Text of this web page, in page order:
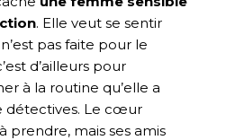
. Elle veut se sentir
pas faite pour le
d’ailleurs pour
à la routine qu’elle a
détectives. Le cœur
prendre, mais ses amis